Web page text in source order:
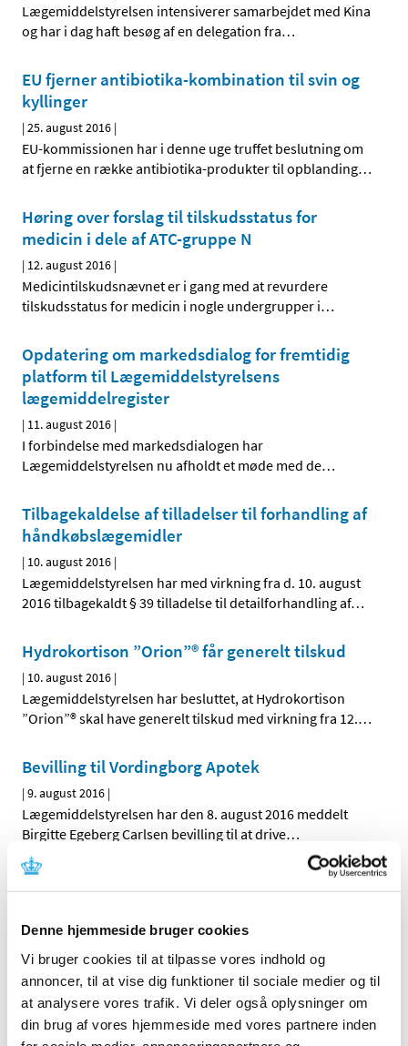
Denne hjemmeside bruger cookies
Vi bruger cookies til at tilpasse vores indhold og
annoncer, til at vise dig funktioner til sociale medier og til
at analysere vores trafik. Vi deler også oplysninger om
din brug af vores hjemmeside med vores partnere inden
Lægemiddelstyrelsen intensiverer samarbejdet med Kina
og har i dag haft besøg af en delegation fra…
EU fjerner antibiotika-kombination til svin og
kyllinger
|25. august 2016 |
EU-kommissionen har i denne uge truffet beslutning om
at fjerne en række antibiotika-produkter til opblanding…
Høring over forslag til tilskudsstatus for
medicin i dele af ATC-gruppe N
| 12. august 2016 |
Medicintilskudsnævnet er i gang med at revurdere
tilskudsstatus for medicin i nogle undergrupper i…
Opdatering om markedsdialog for fremtidig
platform til Lægemiddelstyrelsens
lægemiddelregister
| 11. august 2016 |
I forbindelse med markedsdialogen har
Lægemiddelstyrelsen nu afholdt et møde med de…
Tilbagekaldelse af tilladelser til forhandling af
håndkøbslægemidler
| 10. august 2016 |
Lægemiddelstyrelsen har med virkning fra d. 10. august
2016 tilbagekaldt § 39 tilladelse til detailforhandling af…
Hydrokortison ”Orion”® får generelt tilskud
| 10. august 2016 |
Lægemiddelstyrelsen har besluttet, at Hydrokortison
”Orion”® skal have generelt tilskud med virkning fra 12.…
Bevilling til Vordingborg Apotek
|9. august 2016 |
Lægemiddelstyrelsen har den 8. august 2016 meddelt
Birgitte Egeberg Carlsen bevilling til at drive…
Fortrydelsespiller kan svigte, hvis man bruger
|5. august 2016|
Kvinder, der ønsker at bruge fortrydelsespiller af mærket
Norlevo eller Levodonna, skal være opmærksomme på,
Et aftryk på den europæiske dagsorden